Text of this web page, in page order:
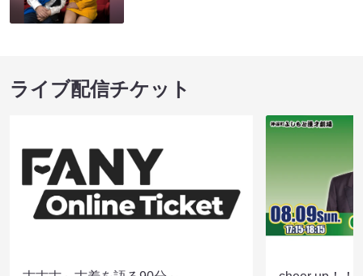
ライブ配信チケット